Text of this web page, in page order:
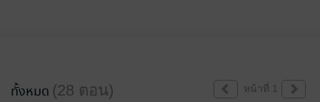
ทั้งหมด (28 ตอน) หน้าที่ 1